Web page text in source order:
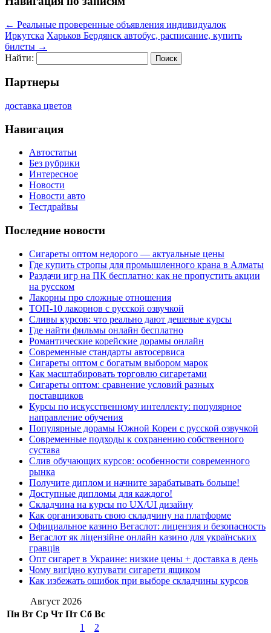
← Реальные проверенные объявления индивидуалок
Иркутска Харьков Бердянск автобус, расписание, купить
билеты →
Найти:
Партнеры
доставка цветов
Навигация
Автостатьи
Без рубрики
Интересное
Новости
Новости авто
Тестдрайвы
Последние новости
Сигареты оптом недорого — актуальные цены
Где купить стропы для промышленного крана в Алматы
Раздачи игр на ПК бесплатно: как не пропустить акции
на русском
Лакорны про сложные отношения
ТОП-10 лакорнов с русской озвучкой
Сливы курсов: что реально дают дешевые курсы
Где найти фильмы онлайн бесплатно
Романтические корейские дорамы онлайн
Современные стандарты автосервиса
Сигареты оптом с богатым выбором марок
Как масштабировать торговлю сигаретами
Сигареты оптом: сравнение условий разных
поставщиков
Курсы по искусственному интеллекту: популярное
направление обучения
Популярные дорамы Южной Кореи с русской озвучкой
Современные подходы к сохранению собственного
сустава
Слив обучающих курсов: особенности современного
рынка
Получите диплом и начните зарабатывать больше!
Доступные дипломы для каждого!
Складчина на курсы по UX/UI дизайну
Как организовать свою складчину на платформе
Официальное казино Вегаслот: лицензия и безопасность
Вегаслот як ліцензійне онлайн казино для українських
гравців
Опт сигарет в Украине: низкие цены + доставка в день
Чому вигідно купувати сигарети ящиком
Как избежать ошибок при выборе складчины курсов
Август 2026
Пн Вт Ср Чт Пт Сб Вс
1
2